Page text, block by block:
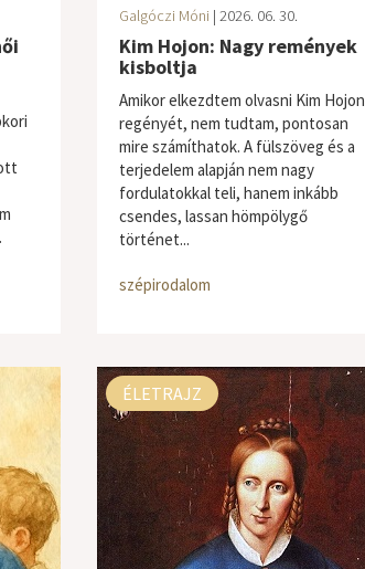
Galgóczi Móni | 2026. 06. 30.
Kim Hojon: Nagy remények
kisboltja
Amikor elkezdtem olvasni Kim Hojon
regényét, nem tudtam, pontosan
mire számíthatok. A fülszöveg és a
terjedelem alapján nem nagy
fordulatokkal teli, hanem inkább
csendes, lassan hömpölygő
történet...
szépirodalom
ÉLETRAJZ